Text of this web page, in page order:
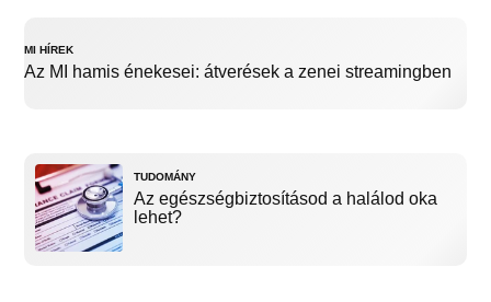
MI HÍREK
Az MI hamis énekesei: átverések a zenei streamingben
TUDOMÁNY
Az egészségbiztosításod a halálod oka
lehet?